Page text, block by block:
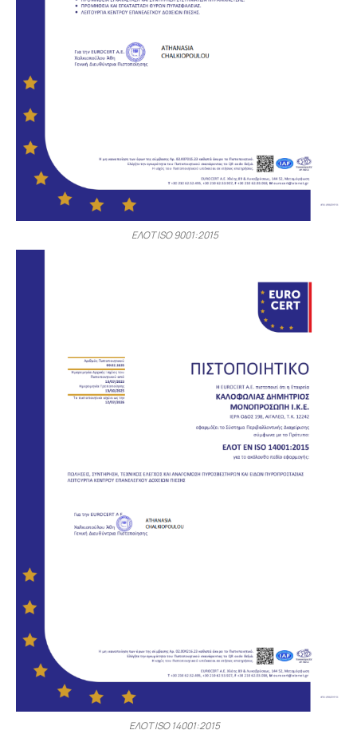
ΕΛΟΤ ISO 9001:2015
ΕΛΟΤ ISO 14001:2015